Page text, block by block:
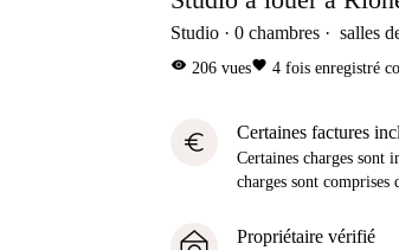
Studio 0 chambres salles
visibility 206 vuesfavorite 4 fois enregistré
euro Certaines factures
Certaines charges sont
charges sont comprises
Propriétaire vérifié